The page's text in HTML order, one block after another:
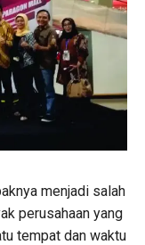
menjadi salah
perusahaan yang
tempat dan waktu